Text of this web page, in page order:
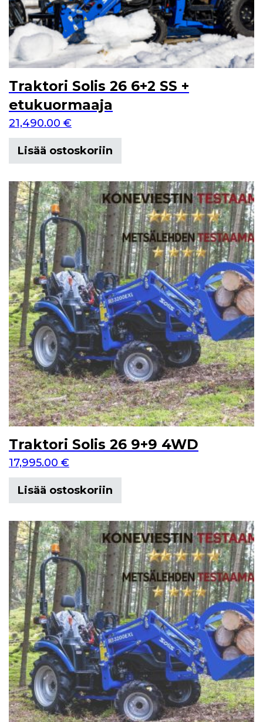
Traktori Solis 26 6+2 SS +
etukuormaaja
21,490.00 €
Lisää ostoskoriin
Traktori Solis 26 9+9 4WD
17,995.00 €
Lisää ostoskoriin